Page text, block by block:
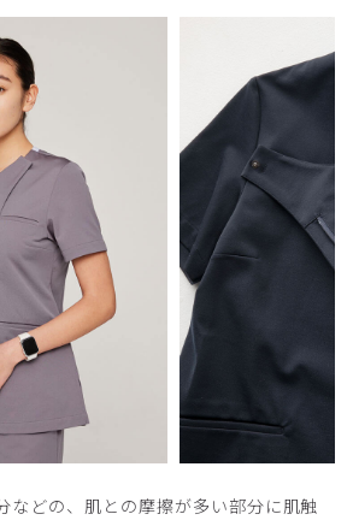
などの、肌との摩擦が多い部分に肌触